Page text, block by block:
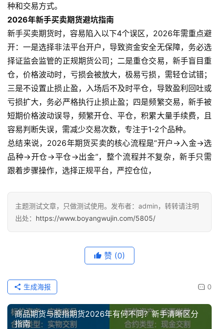
种和交易方式。
2026年新手买卖期货避坑指南
新手买卖期货时，容易陷入以下4个误区，2026年需重点避
开：一是选择非法平台开户，导致资金安全无保障，务必选
择证监会监管的正规期货公司；二是重仓交易，新手盲目重
仓，价格波动时，亏损会被放大，极易亏损，需轻仓试错；
三是不设置止损止盈，入场后不及时平仓，导致盈利回吐或
亏损扩大，务必严格执行止损止盈；四是频繁交易，新手被
短期价格波动误导，频繁开仓、平仓，积累大量手续费，且
容易判断失误，需减少交易次数，专注于1-2个品种。
总结来说，2026年期货买卖的核心流程是“开户→入金→选
品种→开仓→平仓→出金”，整个流程并不复杂，新手只需
跟着步骤操作，选择正规平台，严控仓位，
主题测试文章，只做测试使用。发布者：admin，转转请注明
出处： https://www.boyangwujin.com/5805/
赞 (0)
0
生成海报
商品期货与股指期货2026年有何不同？新手清晰区分
指南